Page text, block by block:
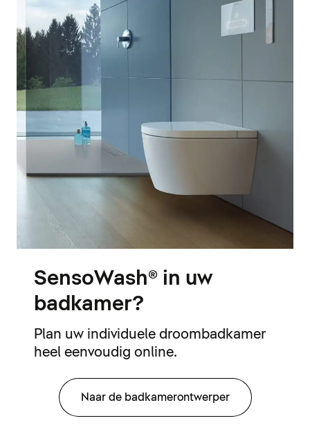
SensoWash® in uw
badkamer?
Plan uw individuele droombadkamer
heel eenvoudig online.
Naar de badkamerontwerper